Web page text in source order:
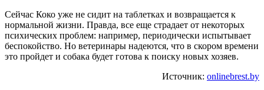
Сейчас Коко уже не сидит на таблетках и возвращается к
нормальной жизни. Правда, все еще страдает от некоторых
психических проблем: например, периодически испытывает
беспокойство. Но ветеринары надеются, что в скором времени
это пройдет и собака будет готова к поиску новых хозяев.
Источник: onlinebrest.by